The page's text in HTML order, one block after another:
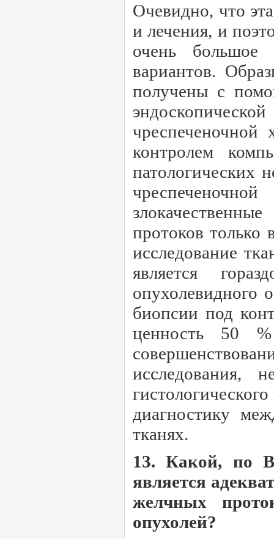
Очевидно, что
и лечения, и
очень большое
вариантов.
получены с
контролем
патологических
протоков только
исследование
является
опухолевидного
биопсии под
ценность 50
исследования,
диагностику
тканях.
13. Какой, по
является
желчных
опухолей?